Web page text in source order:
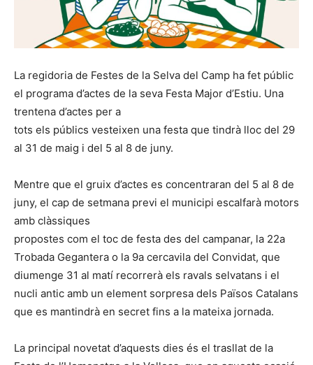
La regidoria de Festes de la Selva del Camp ha fet públic
el programa d’actes de la seva Festa Major d’Estiu. Una
trentena d’actes per a
tots els públics vesteixen una festa que tindrà lloc del 29
al 31 de maig i del 5 al 8 de juny.
Mentre que el gruix d’actes es concentraran del 5 al 8 de
juny, el cap de setmana previ el municipi escalfarà motors
amb clàssiques
propostes com el toc de festa des del campanar, la 22a
Trobada Gegantera o la 9a cercavila del Convidat, que
diumenge 31 al matí recorrerà els ravals selvatans i el
nucli antic amb un element sorpresa dels Països Catalans
que es mantindrà en secret fins a la mateixa jornada.
La principal novetat d’aquests dies és el trasllat de la